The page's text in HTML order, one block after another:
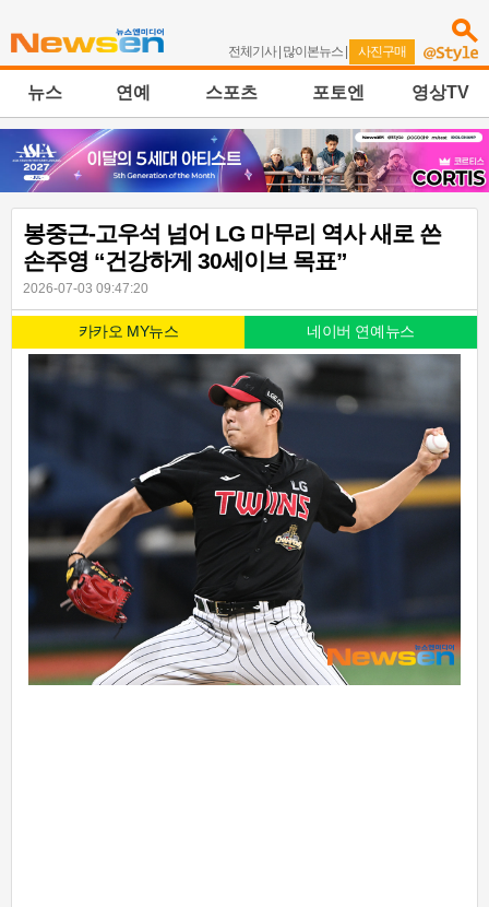
전체기사| 많이본뉴스 | 사진구매
뉴스 연예 스포츠 포토엔 영상TV
봉중근-고우석 넘어 LG 마무리 역사 새로 쓴
손주영 “건강하게 30세이브 목표”
2026-07-03 09:47:20
카카오 MY뉴스 네이버 연예뉴스